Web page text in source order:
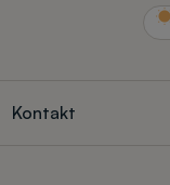
Kontakt